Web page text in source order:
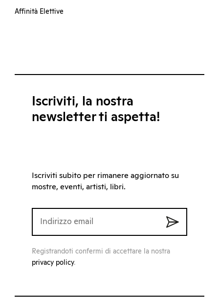
Affinità Elettive
Iscriviti, la nostra
newsletter ti aspetta!
Iscriviti subito per rimanere aggiornato su
mostre, eventi, artisti, libri.
Registrandoti confermi di accettare la nostra
privacy policy.